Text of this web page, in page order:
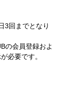
3回までとなり
の会員登録およ
必要です。